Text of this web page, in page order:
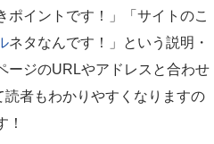
イントです！」「サイトのこ
ネタなんです！」という説明・
ージのURLやアドレスと合わせ
者もわかりやすくなりますの
！